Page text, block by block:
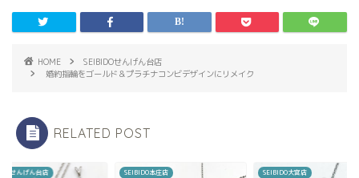
HOME
SEIBIDOせんげん台店
婚約指輪をゴールド＆プラチナコンビデザインにリメイク
RELATED POST
せんげん台店 SEIBIDO本庄店 SEIBIDO大宮店